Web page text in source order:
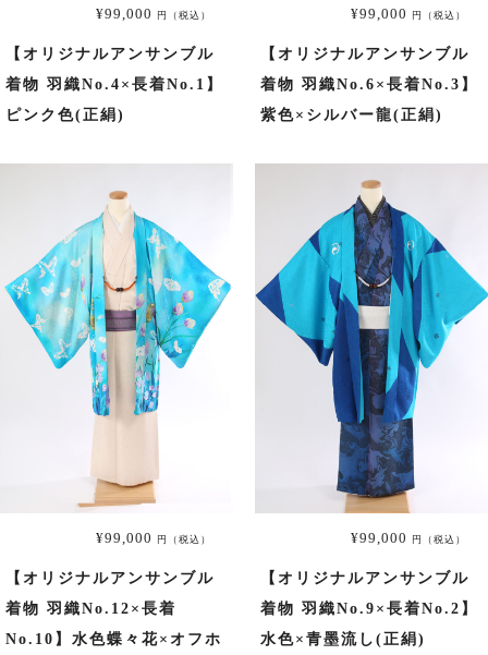
¥99,000 円（税込）
【オリジナルアンサンブル
着物 羽織No.4×長着No.1】
ピンク色(正絹)
¥99,000 円（税込）
【オリジナルアンサンブル
着物 羽織No.6×長着No.3】
紫色×シルバー龍(正絹)
¥99,000 円（税込）
【オリジナルアンサンブル
着物 羽織No.12×長着
No.10】水色蝶々花×オフホ
¥99,000 円（税込）
【オリジナルアンサンブル
着物 羽織No.9×長着No.2】
水色×青墨流し(正絹)